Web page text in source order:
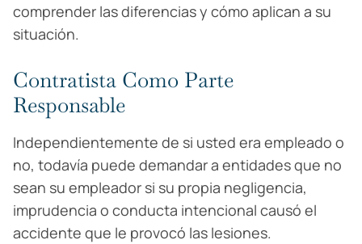
comprender las diferencias y cómo aplican a su
situación.
Contratista Como Parte
Responsable
Independientemente de si usted era empleado o
no, todavía puede demandar a entidades que no
sean su empleador si su propia negligencia,
imprudencia o conducta intencional causó el
accidente que le provocó las lesiones.